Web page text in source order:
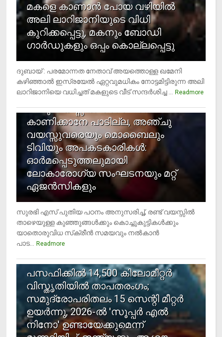
മകളെ കാണാന്‍ പോയ വഴിയില്‍
അലി ലാറിജാനിയുടെ വിധി
കുറിക്കപ്പെട്ടു, മകനും ബോഡി
ഗാര്‍ഡുകളും ഒപ്പം കൊല്ലപ്പെട്ടു
ദുബായ് : പരമോന്നത നേതാവ് അയത്തൊള്ള ഖമേനി
കഴിഞ്ഞാല്‍ ഇസ്രയേല്‍ ഏറ്റവുമധികം നോട്ടമിട്ടിരുന്ന അലി
ലാറിജാനിയെ വധിച്ചത് മകളുടെ വീട് സന്ദര്‍ശിച്ച ...
Readmore
4
രണ്ടു വയസ്സില്‍ താഴെ സ്‌ക്രീന്‍
കാണിക്കാനേ പാടില്ല, അഞ്ചു
വയസ്സുവരെയും മൊബൈലും
ടിവിയും അപകടകാരികള്‍:
ഓര്‍മപ്പെടുത്തലുമായി
ലോകാരോഗ്യ സംഘടനയും മറ്റ്
ഏജന്‍സികളും
സുരഭി എസ് പുതിയ പഠനം അനുസരിച്ച്, രണ്ട് വയസ്സില്‍
താഴെയുള്ള കുഞ്ഞുങ്ങള്‍ക്കും കൊച്ചുകുട്ടികള്‍ക്കും
യാതൊരുവിധ സ്‌ക്രീന്‍ സമയവും നല്‍കാന്‍
പാട...
Readmore
പസഫിക്കില്‍ 14,500 കിലോമീറ്റര്‍
വിസ്തൃതിയില്‍ താപതരംഗം;
സമുദ്രോപരിതലം 15 സെന്റി മീറ്റര്‍
ഉയര്‍ന്നു, 2026-ല്‍ 'സൂപ്പര്‍ എല്‍
നിനോ' ഉണ്ടായേക്കുമെന്ന്